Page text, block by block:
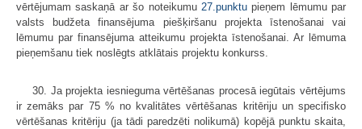
vērtējumam saskaņā ar šo noteikumu 27.punktupieņem lēmumu par
valsts budžeta finansējuma piešķiršanu projekta īstenošanai vai
lēmumu par finansējuma atteikumu projekta īstenošanai. Ar lēmuma
pieņemšanu tiek noslēgts atklātais projektu konkurss.
30. Ja projekta iesnieguma vērtēšanas procesā iegūtais vērtējums
ir zemāks par 75 % no kvalitātes vērtēšanas kritēriju un specifisko
vērtēšanas kritēriju (ja tādi paredzēti nolikumā) kopējā punktu skaita,